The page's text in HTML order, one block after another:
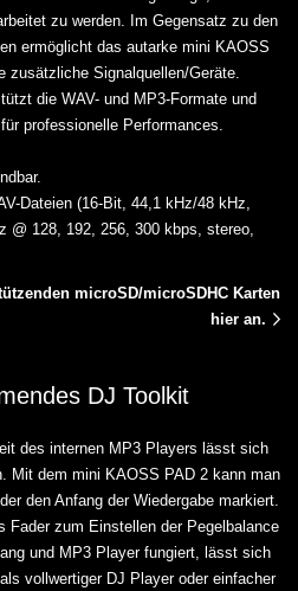
zu werden. Im Gegensatz zu den
ermöglicht das autarke mini KAOSS
zusätzliche Signalquellen/Geräte.
die WAV- und MP3-Formate und
professionelle Performances.
Dateien (16-Bit, 44,1 kHz/48 kHz,
@ 128, 192, 256, 300 kbps, stereo,
microSD/microSDHC Karten
hier an.
DJ Toolkit
des internen MP3 Players lässt sich
Mit dem mini KAOSS PAD 2 kann man
den Anfang der Wiedergabe markiert.
Fader zum Einstellen der Pegelbalance
und MP3 Player fungiert, lässt sich
vollwertiger DJ Player oder einfacher